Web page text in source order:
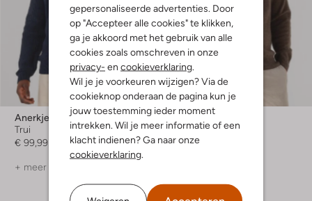
gepersonaliseerde advertenties. Door
op "Accepteer alle cookies" te klikken,
ga je akkoord met het gebruik van alle
cookies zoals omschreven in onze
privacy- en cookieverklaring.
Wil je je voorkeuren wijzigen? Via de
cookieknop onderaan de pagina kun je
jouw toestemming ieder moment
intrekken. Wil je meer informatie of een
klacht indienen? Ga naar onze
cookieverklaring.
Anerkjendt
Trui
€ 99,99
+ meer kleuren
Barbour
Trui
€ 149,99